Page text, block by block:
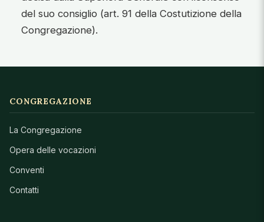
del suo consiglio (art. 91 della Costutizione della
Congregazione).
CONGREGAZIONE
La Congregazione
Opera delle vocazioni
Conventi
Contatti